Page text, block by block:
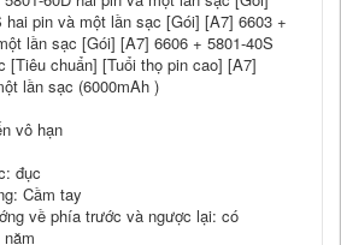
hai pin và một lần sạc [Gói] [A7] 6603 +
lần sạc [Gói] [A7] 6606 + 5801-40S
[Tiêu chuẩn] [Tuổi thọ pin cao] [A7]
lần sạc (6000mAh )
vô hạn
đục
Cầm tay
về phía trước và ngược lại: có